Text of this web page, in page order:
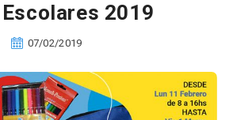
2019
07/02/2019